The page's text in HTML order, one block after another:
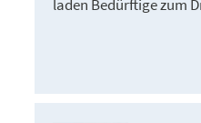
laden Bedürftige zum